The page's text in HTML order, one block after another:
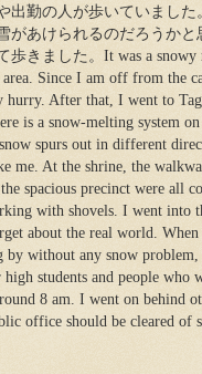
出勤の人が歩いていまし
があけられるのだろうか
きました。It was a snowy
area. Since I am off from the
After that, I went to
is a snow-melting system
spurs out in different
me. At the shrine, the
spacious precinct were all
with shovels. I went into
about the real world.
by without any snow
students and people who
8 am. I went on behind
office should be cleared of